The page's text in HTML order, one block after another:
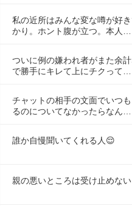
私の近所はみんな変な噂が好
かり。ホント腹が立つ。本人…
ついに例の嫌われ者がまた余
で勝手にキレて上にチクって…
チャットの相手の文面でいつ
るのについてなかったらなん…
誰か自慢聞いてくれる人😌
親の悪いところは受け止めな